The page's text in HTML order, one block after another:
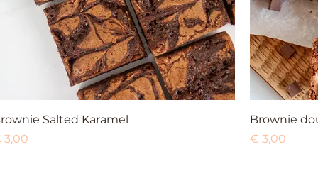
Salted Karamel
3,00
Brownie
Prijs
€ 3,00